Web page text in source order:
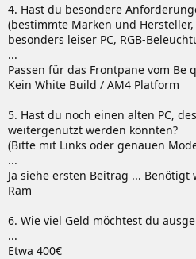
4. Hast du besondere
(bestimmte Marken und
besonders leiser PC, RGB-
...
Passen für das Frontpane vom Be
Kein White Build / AM4 Platform
5. Hast du noch einen alten PC,
weitergenutzt werden könnten?
(Bitte mit Links oder genauen
...
Ja siehe ersten Beitrag ... Benötigt
Ram
6. Wie viel Geld möchtest du
...
Etwa 400€